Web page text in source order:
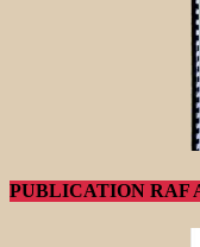
PUBLICATION RAF